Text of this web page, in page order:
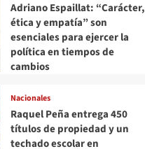
Adriano Espaillat: “Carácter,
ética y empatía” son
esenciales para ejercer la
política en tiempos de
cambios
Nacionales
Raquel Peña entrega 450
títulos de propiedad y un
techado escolar en